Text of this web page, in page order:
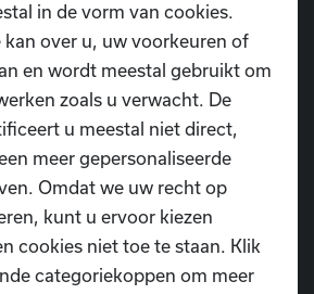
Wedstrijdgroepen
dansers, van kinderen tot
bieden wij
aan in de stijlen modern en
in de vorm van cookies.
kan over u, uw voorkeuren of
en wordt meestal gebruikt om
zoals u verwacht. De
u meestal niet direct,
meer gepersonaliseerde
Omdat we uw recht op
kunt u ervoor kiezen
cookies niet toe te staan. Klik
categoriekoppen om meer